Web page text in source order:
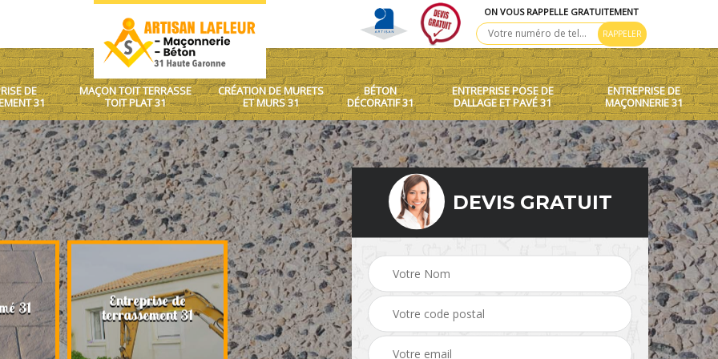
ON VOUS RAPPELLE GRATUITEMENT
DE
31
MAÇON TOIT TERRASSE
TOIT PLAT 31
CRÉATION DE MURETS
ET MURS 31
BÉTON
DÉCORATIF 31
ENTREPRISE POSE DE
DALLAGE ET PAVÉ 31
ENTREPRISE DE
MAÇONNERIE 31
31 Entreprise de
terrassement 31
Maçon toit terrasse toit
plat 31
Création de murets et
murs 31 Béton décoratif 31
DEVIS GRATUIT